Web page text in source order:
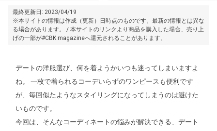
最終更新日: 2023/04/19
※本サイトの情報は作成（更新）日時点のものです。最新の情報とは異な
る場合があります。 / 本サイトのリンクより商品を購入した場合、売り上
げの一部が#CBK magazineへ還元されることがあります。
デートの洋服選び、何を着ようかいつも迷ってしまいますよ
ね。 一枚で着られるコーデいらずのワンピースも便利です
が、毎回似たようなスタイリングになってしまうのは避けた
いものです。
今回は、そんなコーディネートの悩みが解決できる、デート